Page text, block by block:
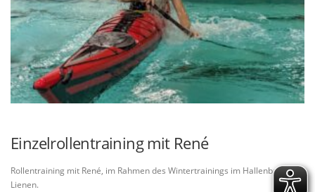
Einzelrollentraining mit René
Rollentraining mit René, im Rahmen des Wintertrainings im Hallenbad in
Lienen.